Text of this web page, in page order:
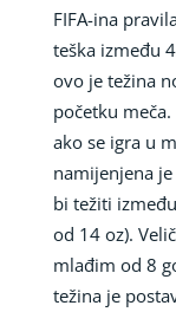
FIFA-ina
teška između
ovo je težina
početku
ako se igra u
namijenjena
bi težiti
od 14 oz).
mlađim od 8
težina je